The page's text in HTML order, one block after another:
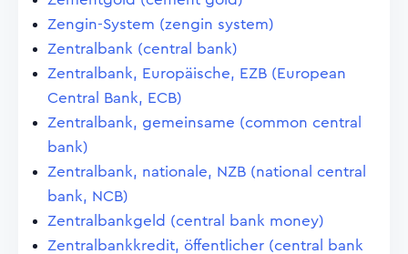
Zengin-System (zengin system)
Zentralbank (central bank)
Zentralbank, Europäische, EZB (European
Central Bank, ECB)
Zentralbank, gemeinsame (common central
bank)
Zentralbank, nationale, NZB (national central
bank, NCB)
Zentralbankgeld (central bank money)
Zentralbankkredit, öffentlicher (central bank